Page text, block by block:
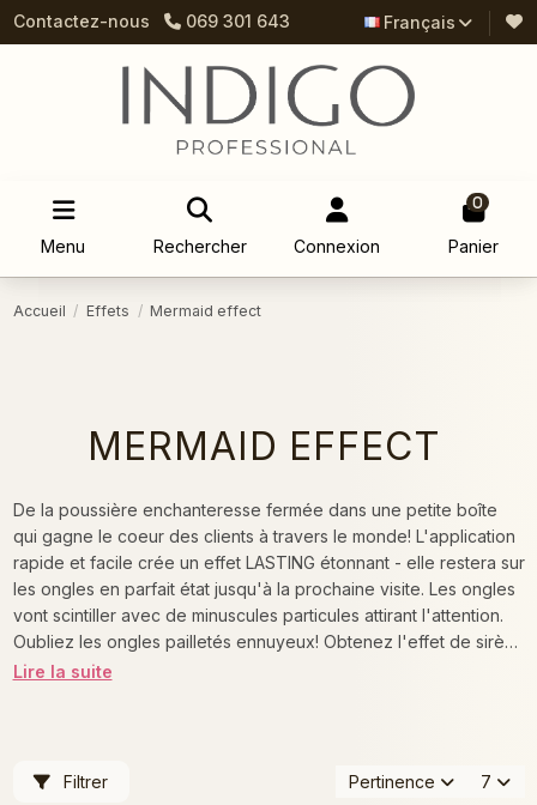
Contactez-nous 069 301 643 Français
Menu Rechercher Connexion
0
Panier
Accueil Effets Mermaid effect
MERMAID EFFECT
De la poussière enchanteresse fermée dans une petite boîte
qui gagne le coeur des clients à travers le monde! L'application
rapide et facile crée un effet LASTING étonnant - elle restera sur
les ongles en parfait état jusqu'à la prochaine visite. Les ongles
vont scintiller avec de minuscules particules attirant l'attention.
Oubliez les ongles pailletés ennuyeux! Obtenez l'effet de sirène
pour votre salon et voyez la magie que vous pouvez créer
Lire la suite
Filtrer Pertinence 7